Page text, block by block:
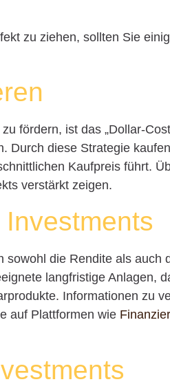
zu ziehen, sollten Sie
fördern, ist das „Dollar-
Durch diese Strategie
Kaufpreis führt.
verstärkt zeigen.
sowohl die Rendite als auch
langfristige Anlagen,
Informationen zu
auf Plattformen wie